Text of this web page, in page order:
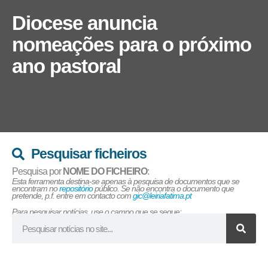
Diocese anuncia
nomeações para o próximo
ano pastoral
Pesquisar ficheiros
Pesquisa por NOME DO FICHEIRO:
Esta ferramenta destina-se apenas à pesquisa de documentos que se
encontram norepositóriopúblico. Se não encontra o documento que
pretende, p.f. entre em contacto comgic@leiriafatima.pt
Para pesquisar notícias, use o campo que se segue: